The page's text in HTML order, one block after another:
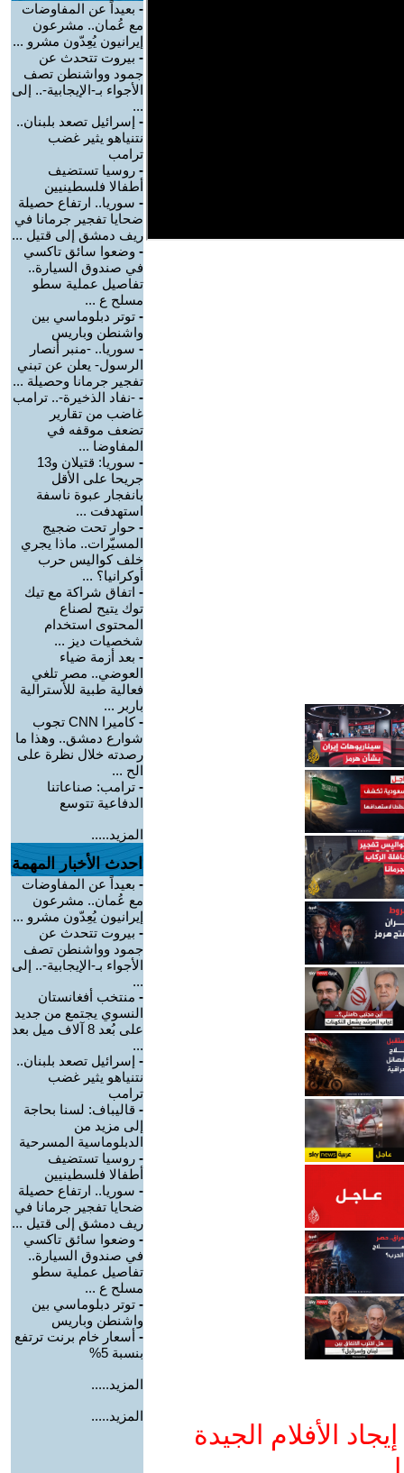
الأفلام الجيدة
- بعيداً عن المفاوضات
مع عُمان.. مشرعون
إيرانيون يُعِدّون مشرو ...
- بيروت تتحدث عن
جمود وواشنطن تصف
الأجواء بـ-الإيجابية-.. إلى
...
- إسرائيل تصعد بلبنان..
نتنياهو يثير غضب
ترامب
- روسيا تستضيف
أطفالا فلسطينيين
- سوريا.. ارتفاع حصيلة
ضحايا تفجير جرمانا في
ريف دمشق إلى قتيل ...
- وضعوا سائق تاكسي
في صندوق السيارة..
تفاصيل عملية سطو
مسلح ع ...
- توتر دبلوماسي بين
واشنطن وباريس
- سوريا.. -منبر أنصار
الرسول- يعلن عن تبني
تفجير جرمانا وحصيلة ...
- -نفاد الذخيرة-.. ترامب
غاضب من تقارير
تضعف موقفه في
المفاوضا ...
-
سوريا: قتيلان و13
جريحا على الأقل
بانفجار عبوة ناسفة
استهدفت ...
- حوار تحت ضجيج
المسيّرات.. ماذا يجري
خلف كواليس حرب
أوكرانيا؟ ...
- اتفاق شراكة مع تيك
توك يتيح لصناع
المحتوى استخدام
شخصيات ديز ...
- بعد أزمة ضياء
العوضي.. مصر تلغي
فعالية طبية للأسترالية
باربر ...
-
كاميرا CNN تجوب
شوارع دمشق.. وهذا ما
رصدته خلال نظرة على
الح ...
- ترامب: صناعاتنا
الدفاعية تتوسع
المزيد.....
احدث الأخبار المهمة
- بعيداً عن المفاوضات
مع عُمان.. مشرعون
إيرانيون يُعِدّون مشرو ...
- بيروت تتحدث عن
جمود وواشنطن تصف
الأجواء بـ-الإيجابية-.. إلى
...
- منتخب أفغانستان
النسوي يجتمع من جديد
على بُعد 8 آلاف ميل بعد
...
- إسرائيل تصعد بلبنان..
نتنياهو يثير غضب
ترامب
- قاليباف: لسنا بحاجة
إلى مزيد من
الدبلوماسية المسرحية
- روسيا تستضيف
أطفالا فلسطينيين
- سوريا.. ارتفاع حصيلة
ضحايا تفجير جرمانا في
ريف دمشق إلى قتيل ...
- وضعوا سائق تاكسي
في صندوق السيارة..
تفاصيل عملية سطو
مسلح ع ...
- توتر دبلوماسي بين
واشنطن وباريس
- أسعار خام برنت ترتفع
بنسبة 5%
المزيد.....
المزيد.....